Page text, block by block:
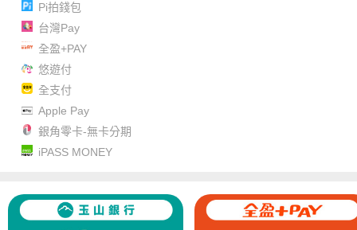
Pi拍錢包
台灣Pay
全盈+PAY
悠遊付
全支付
Apple Pay
銀角零卡-無卡分期
iPASS MONEY